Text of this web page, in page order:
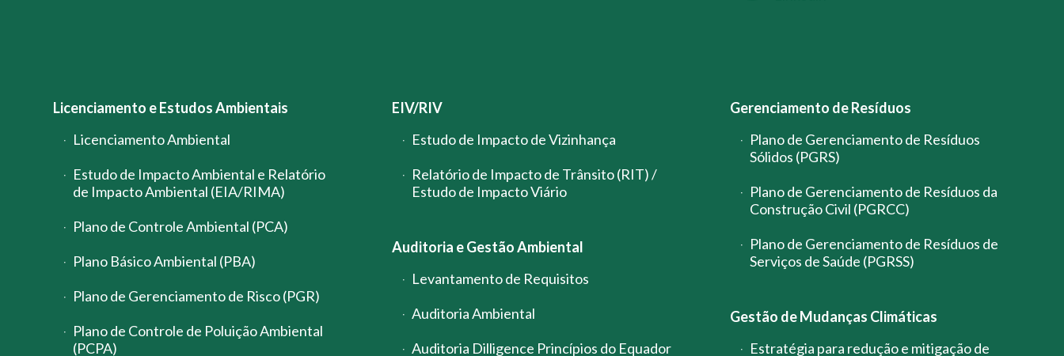
Licenciamento e Estudos Ambientais
Licenciamento Ambiental
Estudo de Impacto Ambiental e Relatório
de Impacto Ambiental (EIA/RIMA)
Plano de Controle Ambiental (PCA)
Plano Básico Ambiental (PBA)
Plano de Gerenciamento de Risco (PGR)
Plano de Controle de Poluição Ambiental
(PCPA)
EIV/RIV
Estudo de Impacto de Vizinhança
Relatório de Impacto de Trânsito (RIT) /
Estudo de Impacto Viário
Auditoria e Gestão Ambiental
Levantamento de Requisitos
Auditoria Ambiental
Auditoria Dilligence Princípios do Equador
Gerenciamento de Resíduos
Plano de Gerenciamento de Resíduos
Sólidos (PGRS)
Plano de Gerenciamento de Resíduos da
Construção Civil (PGRCC)
Plano de Gerenciamento de Resíduos de
Serviços de Saúde (PGRSS)
Gestão de Mudanças Climáticas
Estratégia para redução e mitigação de